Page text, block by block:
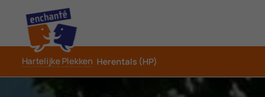
Hartelijke Plekken Herentals (HP)